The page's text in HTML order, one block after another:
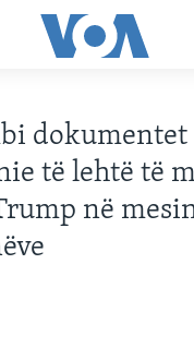
dokumentet
të lehtë të
në